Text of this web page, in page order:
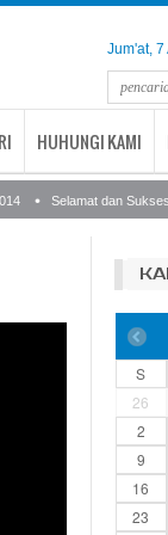
Jum'at,
HUHUNGI KAMI
Selamat dan Sukses:
S
26
2
9
16
23